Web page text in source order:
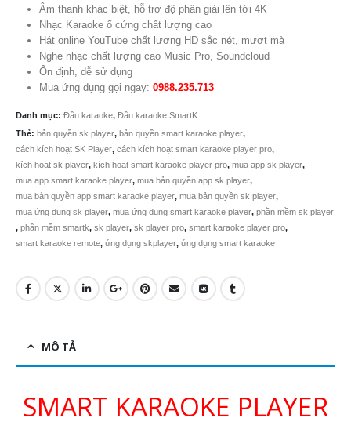
Âm thanh khác biệt, hỗ trợ độ phân giải lên tới 4K
Nhạc Karaoke ổ cứng chất lượng cao
Hát online YouTube chất lượng HD sắc nét, mượt mà
Nghe nhạc chất lượng cao Music Pro, Soundcloud
Ổn định, dễ sử dụng
Mua ứng dụng gọi ngay: 0988.235.713
Danh mục: Đầu karaoke, Đầu karaoke SmartK
Thẻ: bản quyền sk player, bản quyền smart karaoke player,
cách kích hoạt SK Player, cách kích hoạt smart karaoke player pro,
kích hoạt sk player, kích hoạt smart karaoke player pro, mua app sk player,
mua app smart karaoke player, mua bản quyền app sk player,
mua bản quyền app smart karaoke player, mua bản quyền sk player,
mua ứng dụng sk player, mua ứng dụng smart karaoke player, phần mềm sk player
, phần mềm smartk, sk player, sk player pro, smart karaoke player pro,
smart karaoke remote, ứng dụng skplayer, ứng dụng smart karaoke
MÔ TẢ
SMART KARAOKE PLAYER